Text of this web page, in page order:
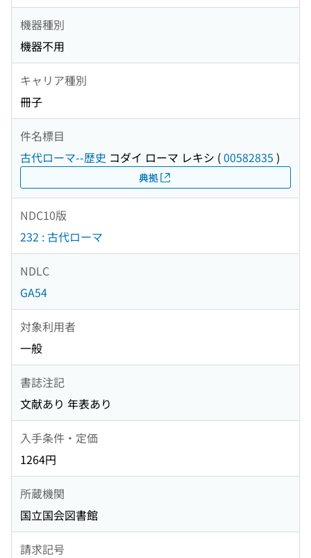
機器種別
機器不用
キャリア種別
冊子
件名標目
古代ローマ--歴史 コダイ ローマ レキシ (00582835 )
典拠
NDC10版
232 : 古代ローマ
NDLC
GA54
対象利用者
一般
書誌注記
文献あり 年表あり
入手条件・定価
1264円
所蔵機関
国立国会図書館
請求記号